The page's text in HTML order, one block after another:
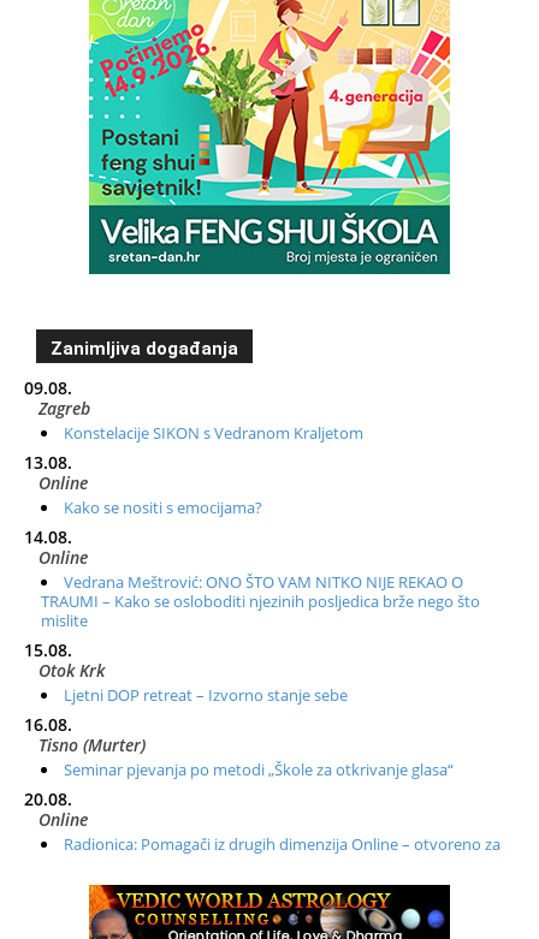
Zanimljiva događanja
09.08.
Zagreb
Konstelacije SIKON s Vedranom Kraljetom
13.08.
Online
Kako se nositi s emocijama?
14.08.
Online
Vedrana Meštrović: ONO ŠTO VAM NITKO NIJE REKAO O
TRAUMI – Kako se osloboditi njezinih posljedica brže nego što
mislite
15.08.
Otok Krk
Ljetni DOP retreat – Izvorno stanje sebe
16.08.
Tisno (Murter)
Seminar pjevanja po metodi „Škole za otkrivanje glasa“
20.08.
Online
Radionica: Pomagači iz drugih dimenzija Online – otvoreno za
Zagreb+Online